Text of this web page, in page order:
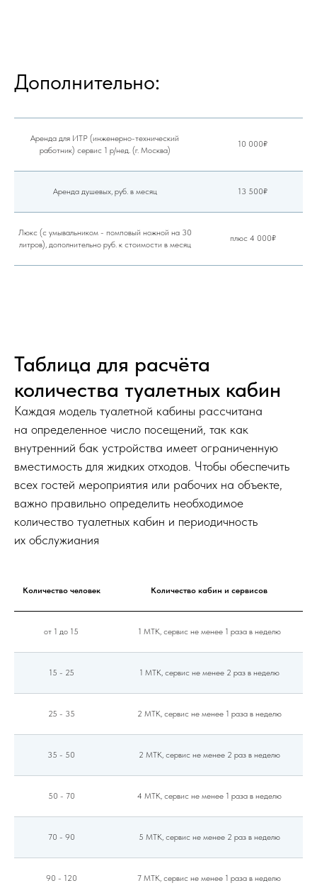
Дополнительно:
Аренда для ИТР (инженерно-технический
работник) сервис 1 р/нед. (г. Москва)
10 000₽
Аренда душевых, руб. в месяц 13 500₽
Люкс (с умывальником - помповый ножной на 30
литров), дополнительно руб. к стоимости в месяц
плюс 4 000₽
Таблица для расчёта
количества туалетных кабин
Каждая модель туалетной кабины рассчитана
на определенное число посещений, так как
внутренний бак устройства имеет ограниченную
вместимость для жидких отходов. Чтобы обеспечить
всех гостей мероприятия или рабочих на объекте,
важно правильно определить необходимое
количество туалетных кабин и периодичность
их обслужиания
Количество человек Количество кабин и сервисов
от 1 до 15 1 МТК, сервис не менее 1 раза в неделю
15 - 25 1 МТК, сервис не менее 2 раз в неделю
25 - 35 2 МТК, сервис не менее 1 раза в неделю
35 - 50 2 МТК, сервис не менее 2 раз в неделю
50 - 70 4 МТК, сервис не менее 1 раза в неделю
70 - 90 5 МТК, сервис не менее 2 раз в неделю
90 - 120 7 МТК, сервис не менее 1 раза в неделю